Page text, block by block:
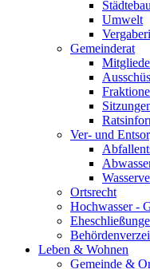
Umwelt
Gemeinderat
Ver- und
Ortsrecht
Hochwasser -
Leben & Wohnen
Gemeinde &